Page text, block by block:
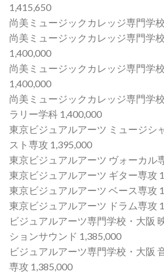
1,415,650
尚美ミュージックカレッジ専門学
尚美ミュージックカレッジ専門学
1,400,000
尚美ミュージックカレッジ専門学
1,400,000
尚美ミュージックカレッジ専門学
ラリー学科 1,400,000
東京ビジュアルアーツ ミュージシ
スト専攻 1,395,000
東京ビジュアルアーツ ヴォーカル
東京ビジュアルアーツ ギター専攻
東京ビジュアルアーツ ベース専攻
東京ビジュアルアーツ ドラム専攻
ビジュアルアーツ専門学校・大阪
ションサウンド 1,385,000
ビジュアルアーツ専門学校・大阪
専攻 1,385,000